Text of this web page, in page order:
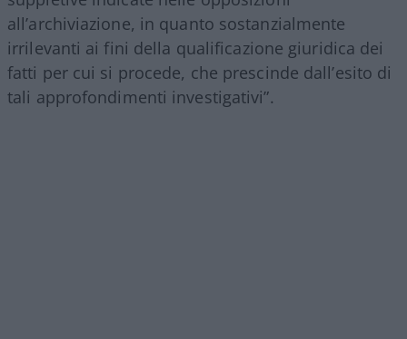
all’archiviazione, in quanto sostanzialmente
irrilevanti ai fini della qualificazione giuridica dei
fatti per cui si procede, che prescinde dall’esito di
tali approfondimenti investigativi”.